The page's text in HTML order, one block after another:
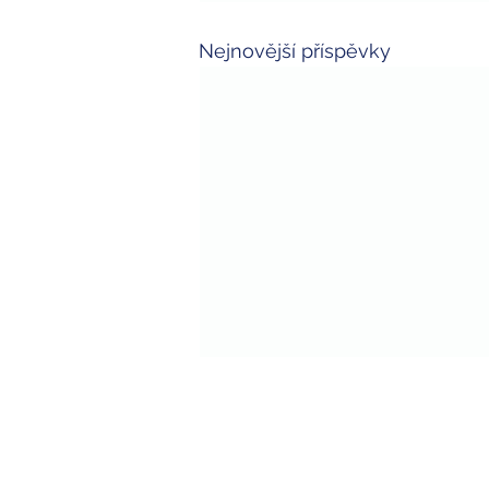
Nejnovější příspěvky